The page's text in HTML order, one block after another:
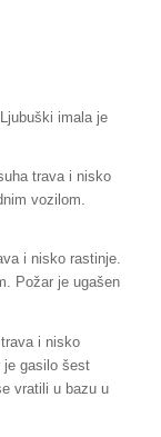
imala je
trava i nisko
vozilom.
i nisko rastinje.
Požar je ugašen
i nisko
je gasilo šest
vratili u bazu u